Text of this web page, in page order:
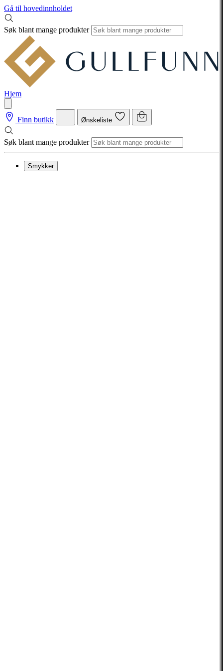
Gå til hovedinnholdet
Søk blant mange produkter
Hjem
Finn butikk Ønskeliste
Søk blant mange produkter
Smykker